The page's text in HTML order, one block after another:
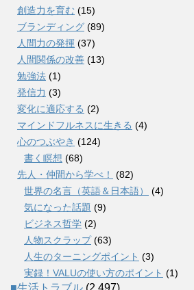
創造力を育む (15)
ブランディング (89)
人間力の発揮 (37)
人間関係の改善 (13)
勉強法 (1)
発信力 (3)
変化に適応する (2)
マインドフルネスに生きる (4)
心のつぶやき (124)
書く瞑想 (68)
先人・仲間から学べ！
(82)
世界の名言（英語＆日本語）
(4)
気になった話題 (9)
ビジネス哲学 (2)
人物スクラップ(63)
人生のターニングポイント (3)
実録！VALUの使い方のポイント (1)
■生活トラブル (2,497)